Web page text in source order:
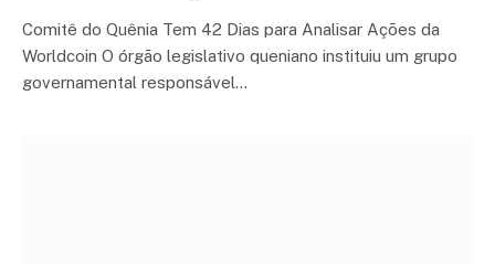
Comitê do Quênia Tem 42 Dias para Analisar Ações da
Worldcoin O órgão legislativo queniano instituiu um grupo
governamental responsável…